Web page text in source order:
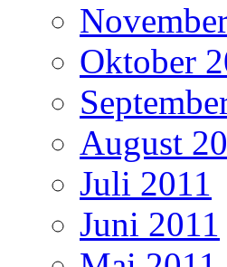
Oktober
August
Juli 2011
Juni 2011